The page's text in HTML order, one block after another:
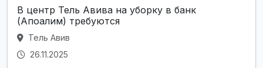
В центр Тель Авива на уборку в банк
(Апоалим) требуются
Тель Авив
26.11.2025